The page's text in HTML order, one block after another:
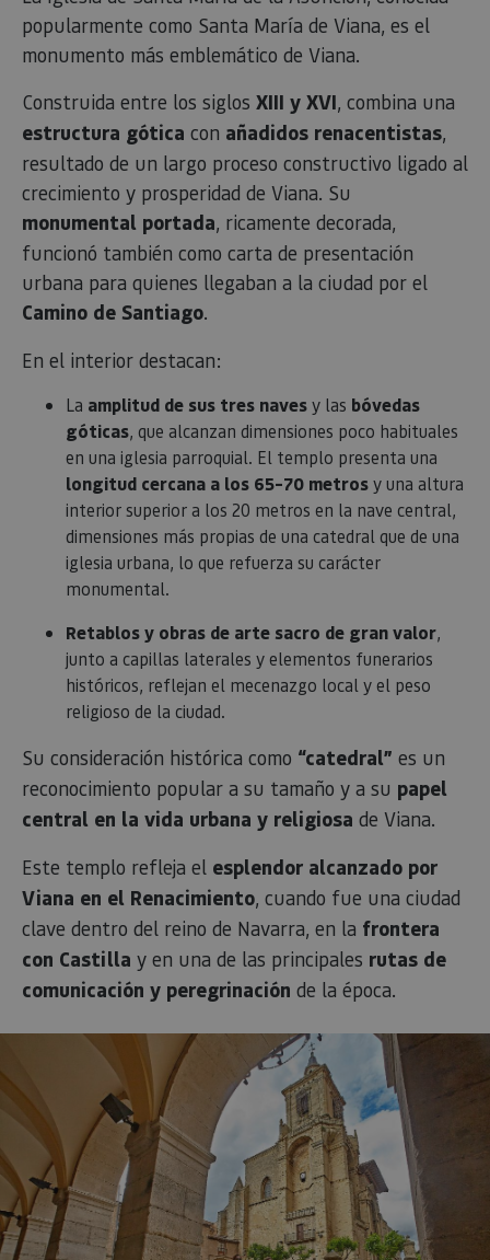
popularmente como Santa María de Viana, es el
monumento más emblemático de Viana.
Construida entre los siglos XIII y XVI, combina una
estructura gótica con añadidos renacentistas,
resultado de un largo proceso constructivo ligado al
crecimiento y prosperidad de Viana. Su
monumental portada, ricamente decorada,
funcionó también como carta de presentación
urbana para quienes llegaban a la ciudad por el
Camino de Santiago.
En el interior destacan:
La amplitud de sus tres navesy las bóvedas
góticas, que alcanzan dimensiones poco habituales
en una iglesia parroquial. El templo presenta una
longitud cercana a los 65–70 metrosy una altura
interior superior a los 20 metros en la nave central,
dimensiones más propias de una catedral que de una
iglesia urbana, lo que refuerza su carácter
monumental.
Retablos y obras de arte sacro de gran valor,
junto a capillas laterales y elementos funerarios
históricos, reflejan el mecenazgo local y el peso
religioso de la ciudad.
Su consideración histórica como “catedral” es un
reconocimiento popular a su tamaño y a su papel
central en la vida urbana y religiosa de Viana.
Este templo refleja el esplendor alcanzado por
Viana en el Renacimiento, cuando fue una ciudad
clave dentro del reino de Navarra, en la frontera
con Castilla y en una de las principales rutas de
comunicación y peregrinación de la época.